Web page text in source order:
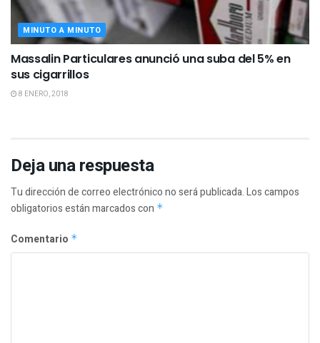
MINUTO A MINUTO
Massalin Particulares anunció una suba del 5% en
sus cigarrillos
8 ENERO, 2018
Deja una respuesta
Tu dirección de correo electrónico no será publicada.Los campos
obligatorios están marcados con *
Comentario *